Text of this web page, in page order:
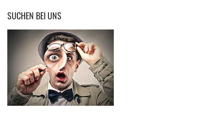
SUCHEN BEI UNS